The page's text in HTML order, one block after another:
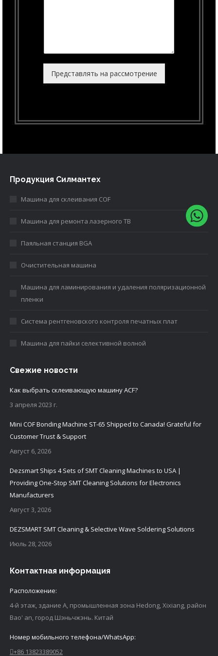
Представлять на рассмотрение
Продукция Силмантех
Машина для склеивания COF
Машина для ремонта лазерного ТВ
Паяльная станция BGA
Очистительная машина
Машина для ламинирования и удаления поляризационной
пленки
Система рентгеновского контроля печатных плат
Машина для пайки селективной волной
Свежие новости
Как выбрать склеивающую машину ACF?
3 апреля 2023 г.
Mini COF Bonding Machine ST-65 Shipped to Canada! Grateful for
Customer Trust & Support
Август 6, 2026
Dezsmart Ships 4 Sets of SMT Cleaning Machines to USA |
Providing One-Stop SMT Cleaning Solutions for Electronics
Manufacturers
Август 3, 2026
DEZSMART SMT Cleaning & Selective Wave Soldering Solutions
Июль 28, 2026
Контактная информация
Расположение:
4-й этаж, здание A, промышленная зона Hedong, Xixiang, район
Bao' an, город Шэньчжэнь. Китай
Номер мобильного телефона/WhatsApp:
+86 13823389052